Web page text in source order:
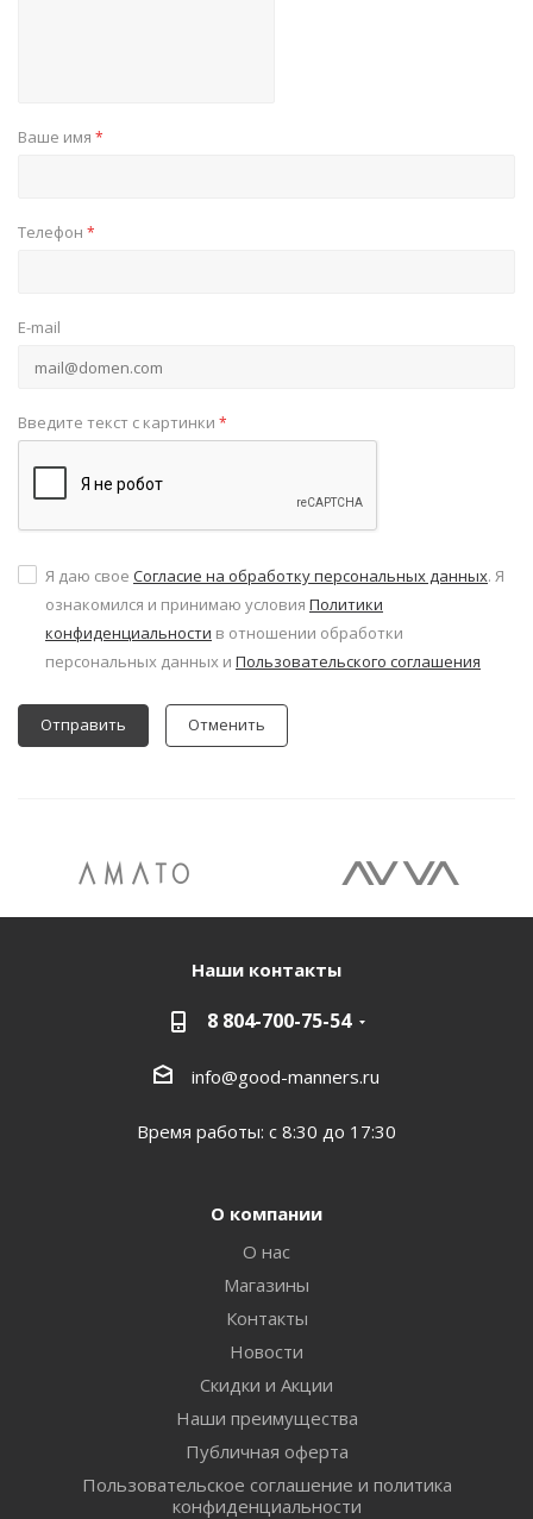
Ваше имя *
Телефон *
E-mail
Введите текст с картинки *
Я даю свое Согласие на обработку персональных данных. Я
ознакомился и принимаю условия Политики
конфиденциальности в отношении обработки
персональных данных и Пользовательского соглашения
Отменить
Наши контакты
8 804-700-75-54
info@good-manners.ru
Время работы: с 8:30 до 17:30
О компании
О нас
Магазины
Контакты
Новости
Скидки и Акции
Наши преимущества
Публичная оферта
Пользовательское соглашение и политика
конфиденциальности